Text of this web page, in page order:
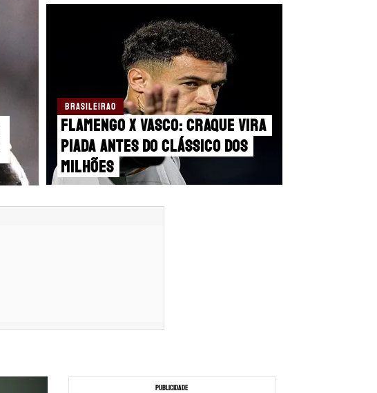
BRASILEIRAO
Flamengo x Vasco: Craque vira
piada antes do Clássico dos
Milhões